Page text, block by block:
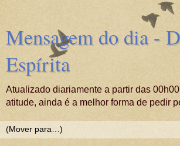
Mensagem do dia -
Espírita
Atualizado diariamente a partir das
atitude, ainda é a melhor forma de pedir